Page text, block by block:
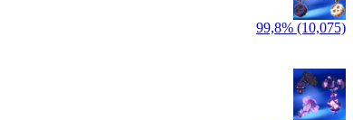
99,8% (10,075)